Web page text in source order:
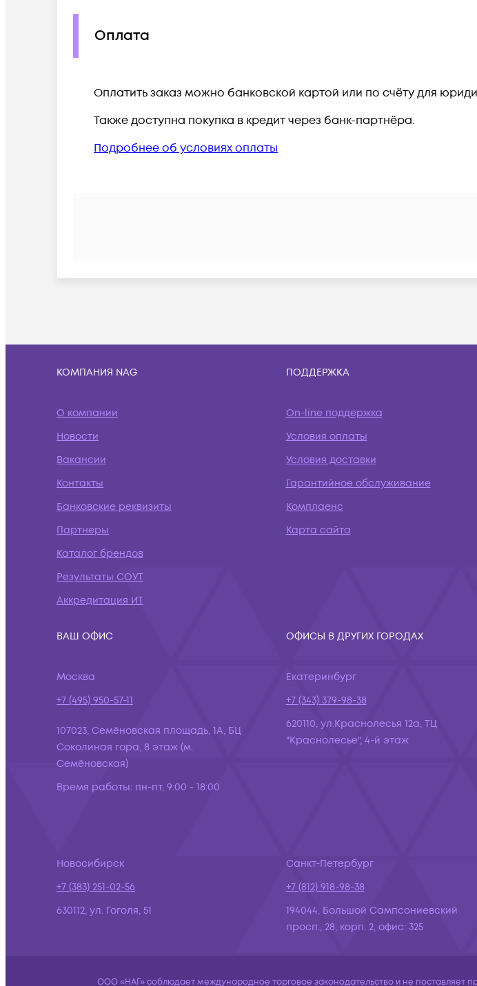
Оплата
Оплатить заказ можно банковской картой или по счёту для
Также доступна покупка в кредит через банк-партнёра.
Подробнее об условиях оплаты
КОМПАНИЯ NAG
О компании
Новости
Вакансии
Контакты
Банковские реквизиты
Партнеры
Каталог брендов
Результаты СОУТ
Аккредитация ИТ
ПОДДЕРЖКА
On-line поддержка
Условия оплаты
Условия доставки
Гарантийное обслуживание
Комплаенс
Карта сайта
ВАШ ОФИС
Москва
+7 (495) 950-57-11
107023, Семёновская площадь, 1А, БЦ
Соколиная гора, 8 этаж (м.
Семёновская)
Время работы: пн-пт, 9:00 - 18:00
ОФИСЫ В ДРУГИХ ГОРОДАХ
Екатеринбург
+7 (343) 379-98-38
620110, ул.Краснолесья 12а, ТЦ
"Краснолесье", 4-й этаж
Новосибирск
+7 (383) 251-02-56
630112, ул. Гоголя, 51
Санкт-Петербург
+7 (812) 918-98-38
194044, Большой Сампсониевский
просп., 28, корп. 2, офис: 325
ООО «НАГ» соблюдает международное торговое законодательство и не поставляет